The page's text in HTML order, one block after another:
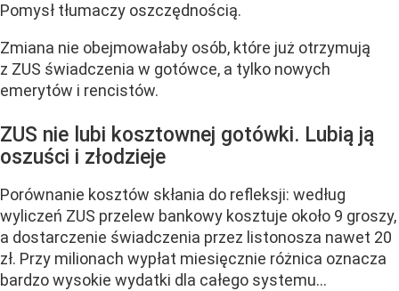
Pomysł tłumaczy oszczędnością.
Zmiana nie obejmowałaby osób, które już otrzymują
z ZUS świadczenia w gotówce, a tylko nowych
emerytów i rencistów.
ZUS nie lubi kosztownej gotówki. Lubią ją
oszuści i złodzieje
Porównanie kosztów skłania do refleksji: według
wyliczeń ZUS przelew bankowy kosztuje około 9 groszy,
a dostarczenie świadczenia przez listonosza nawet 20
zł. Przy milionach wypłat miesięcznie różnica oznacza
bardzo wysokie wydatki dla całego systemu...